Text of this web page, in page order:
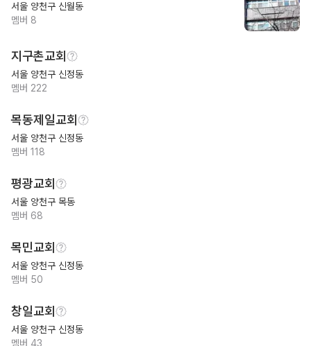
서울 양천구 신월동
멤버 8
지구촌교회
서울 양천구 신정동
멤버 222
목동제일교회
서울 양천구 신정동
멤버 118
평광교회
서울 양천구 목동
멤버 68
목민교회
서울 양천구 신정동
멤버 50
창일교회
서울 양천구 신정동
멤버 43